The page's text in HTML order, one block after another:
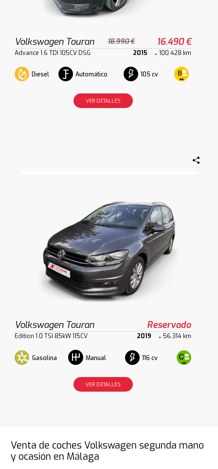
Volkswagen Touran 18.990 € 16.490 €
Advance 1.6 TDI 105CV DSG 2015 100.428 km
Diesel Automático 105 cv
VER DETALLES
Volkswagen Touran Reservado
Edition 1.0 TSI 85kW 115CV 2019 56.314 km
Gasolina Manual 116 cv
VER DETALLES
Venta de coches Volkswagen segunda mano
y ocasión en Málaga